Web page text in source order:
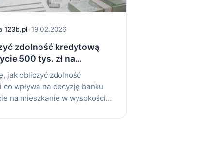
123b.pl•19.02.2026
zdolność kredytową
500 tys. zł na
jak obliczyć zdolność
co wpływa na decyzję banku
na mieszkanie w wysokości